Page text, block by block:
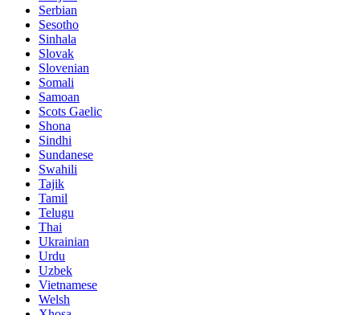
Serbian
Sesotho
Sinhala
Slovak
Slovenian
Somali
Samoan
Scots Gaelic
Shona
Sindhi
Sundanese
Swahili
Tajik
Tamil
Telugu
Thai
Ukrainian
Urdu
Uzbek
Vietnamese
Welsh